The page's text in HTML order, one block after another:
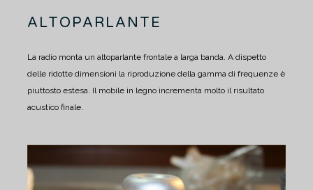
ALTOPARLANTE
La radio monta un altoparlante frontale a larga banda. A dispetto
delle ridotte dimensioni la riproduzione della gamma di frequenze è
piuttosto estesa. Il mobile in legno incrementa molto il risultato
acustico finale.